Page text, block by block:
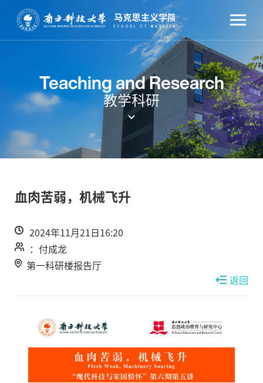
Teaching and Research
教学科研
血肉苦弱，机械飞升
2024年11月21日16:20
：付成龙
第一科研楼报告厅
返回